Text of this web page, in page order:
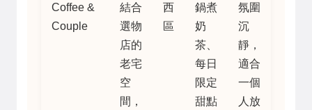
Coffee &
Couple
結合
選物
店的
老宅
空
間，
西
區
鍋煮
奶
茶、
每日
限定
甜點
氛圍
沉
靜，
適合
一個
人放